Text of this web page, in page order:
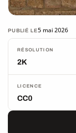
PUBLIÉ LE5 mai 2026
RÉSOLUTION
2K
LICENCE
CC0